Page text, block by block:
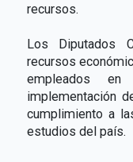
recursos.
Los Diputados
recursos
empleados
implementación
cumplimiento a
estudios del país.